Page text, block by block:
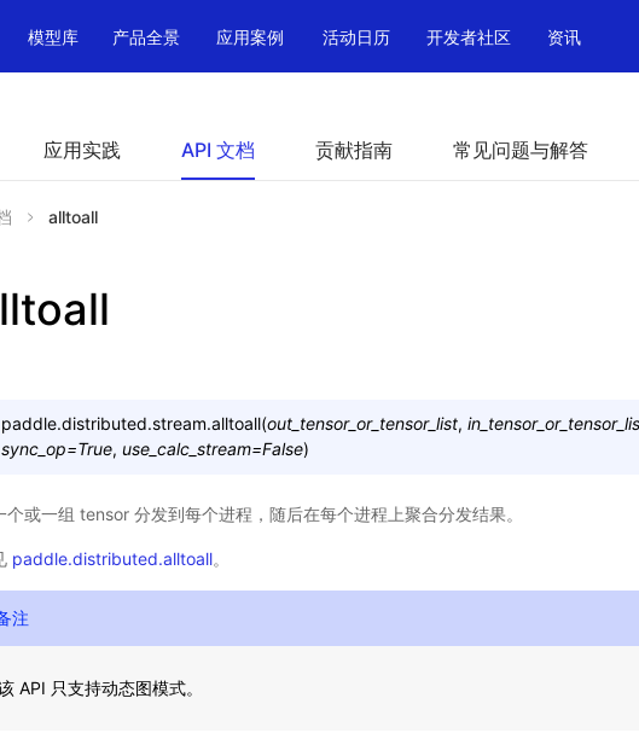
模型库 产品全景 应用案例 活动日历 开发者社区 资讯
应用实践 API 文档 贡献指南 常见问题与解答
alltoall
paddle.distributed.stream.alltoall(out_tensor_or_tensor_list,
sync_op=True, use_calc_stream=False)
个或一组 tensor 分发到每个进程，随后在每个进程上聚合分发结果。
paddle.distributed.alltoall。
注
API 只支持动态图模式。